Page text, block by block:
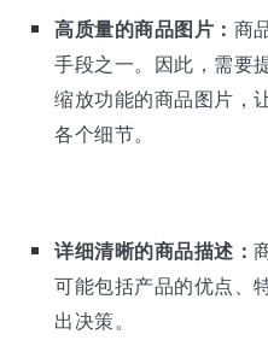
高质量的商品图片： 商
手段之一。因此，需要
缩放功能的商品图片，
各个细节。
详细清晰的商品描述：
可能包括产品的优点、
出决策。